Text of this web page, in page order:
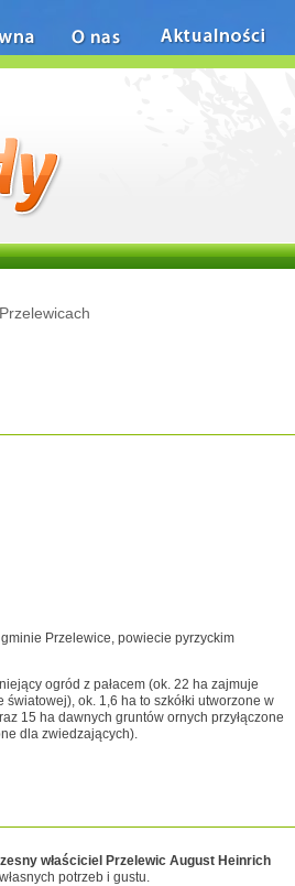
Przelewice, powiecie pyrzyckim
ogród z pałacem (ok. 22 ha zajmuje
ok. 1,6 ha to szkółki utworzone w
15 ha dawnych gruntów ornych przyłączone
dla zwiedzających).
właściciel Przelewic August Heinrich
potrzeb i gustu.
O nas Aktualności